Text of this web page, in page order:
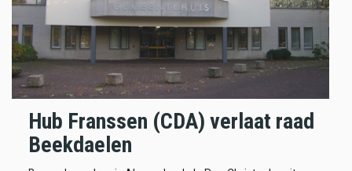
Hub Franssen (CDA) verlaat raad
Beekdaelen